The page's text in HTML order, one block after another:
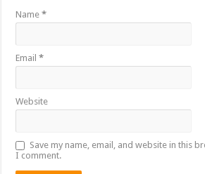
Name*
Email*
Website
Save my name, email, and website in this
I comment.